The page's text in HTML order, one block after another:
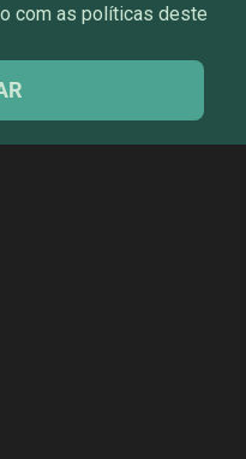
com as políticas deste